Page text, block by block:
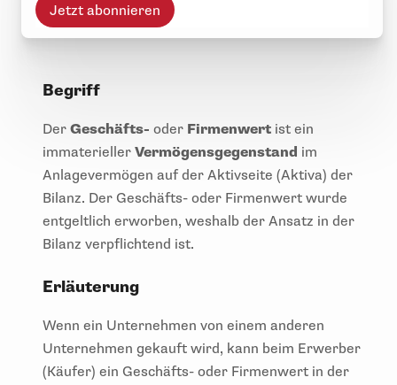
Jetzt abonnieren
Begriff
Der Geschäfts- oder Firmenwert ist ein
immaterieller Vermögensgegenstand im
Anlagevermögen auf der Aktivseite (Aktiva) der
Bilanz. Der Geschäfts- oder Firmenwert wurde
entgeltlich erworben, weshalb der Ansatz in der
Bilanz verpflichtend ist.
Erläuterung
Wenn ein Unternehmen von einem anderen
Unternehmen gekauft wird, kann beim Erwerber
(Käufer) ein Geschäfts- oder Firmenwert in der